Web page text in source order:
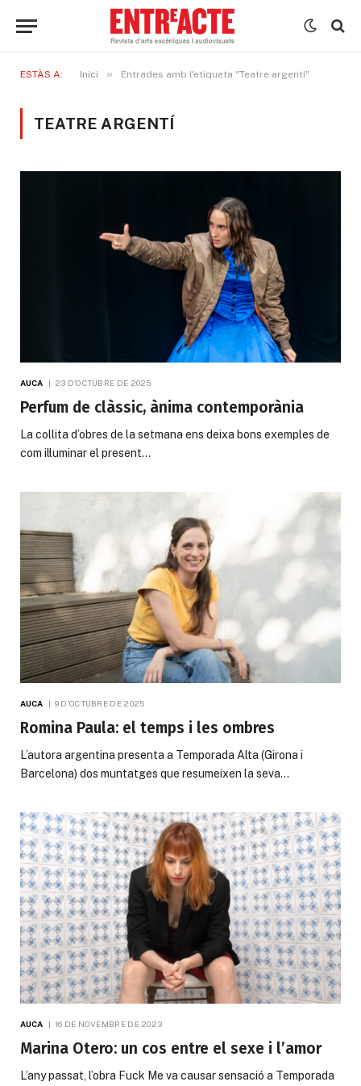
ESTÀS A: Inici » Entrades amb l'etiqueta "Teatre argentí"
TEATRE ARGENTÍ
AUCA 23 D'OCTUBRE DE 2025
Perfum de clàssic, ànima contemporània
La collita d’obres de la setmana ens deixa bons exemples de
com il·luminar el present…
AUCA 9 D'OCTUBRE DE 2025
Romina Paula: el temps i les ombres
L’autora argentina presenta a Temporada Alta (Girona i
Barcelona) dos muntatges que resumeixen la seva…
AUCA 16 DE NOVEMBRE DE 2023
Marina Otero: un cos entre el sexe i l’amor
L’any passat, l’obra Fuck Me va causar sensació a Temporada